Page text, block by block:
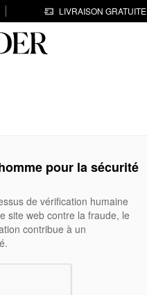
LIVRAISON
pour la sécurité
de vérification humaine
site web contre la fraude, le
contribue à un